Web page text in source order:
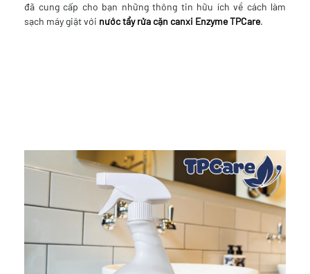
đã cung cấp cho bạn những thông tin hữu ích về cách làm
sạch máy giặt với nước tẩy rửa cặn canxi Enzyme TPCare.